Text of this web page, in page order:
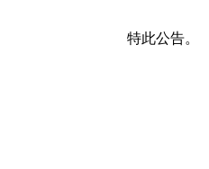
特此公告。